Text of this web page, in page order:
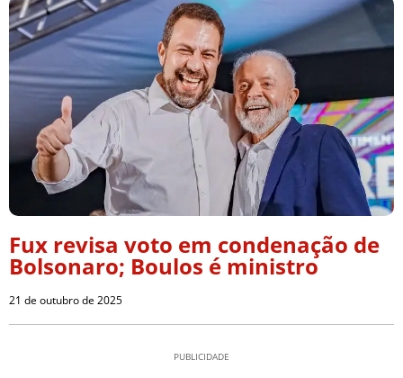
Fux revisa voto em condenação de
Bolsonaro; Boulos é ministro
21 de outubro de 2025
PUBLICIDADE